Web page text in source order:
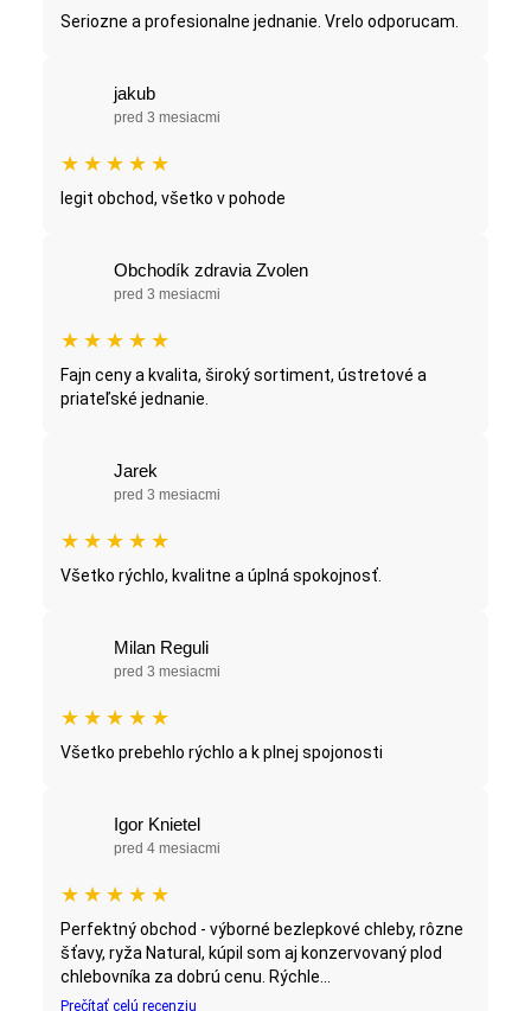
Seriozne a profesionalne jednanie. Vrelo odporucam.
jakub
pred 3 mesiacmi
★ ★ ★ ★ ★
legit obchod, všetko v pohode
Obchodík zdravia Zvolen
pred 3 mesiacmi
★ ★ ★ ★ ★
Fajn ceny a kvalita, široký sortiment, ústretové a
priateľské jednanie.
Jarek
pred 3 mesiacmi
★ ★ ★ ★ ★
Všetko rýchlo, kvalitne a úplná spokojnosť.
Milan Reguli
pred 3 mesiacmi
★ ★ ★ ★ ★
Všetko prebehlo rýchlo a k plnej spojonosti
Igor Knietel
pred 4 mesiacmi
★ ★ ★ ★ ★
Perfektný obchod - výborné bezlepkové chleby, rôzne
šťavy, ryža Natural, kúpil som aj konzervovaný plod
chlebovníka za dobrú cenu. Rýchle...
Prečítať celú recenziu